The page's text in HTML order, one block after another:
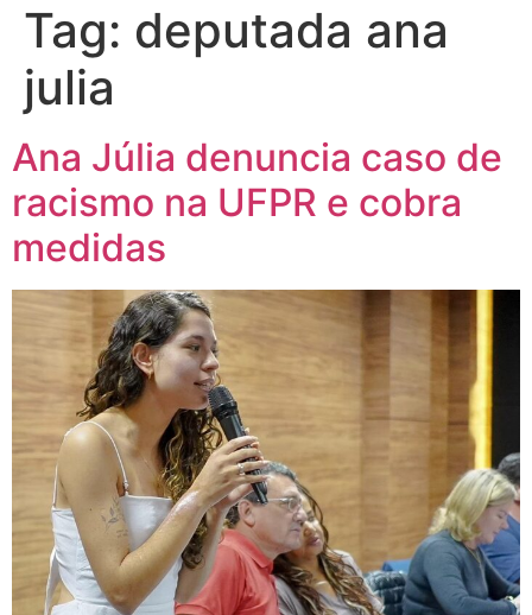
Tag: deputada ana
julia
Ana Júlia denuncia caso de
racismo na UFPR e cobra
medidas